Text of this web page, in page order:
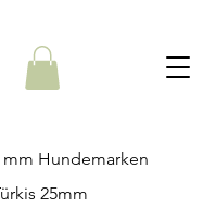
mm Hundemarken
25mm